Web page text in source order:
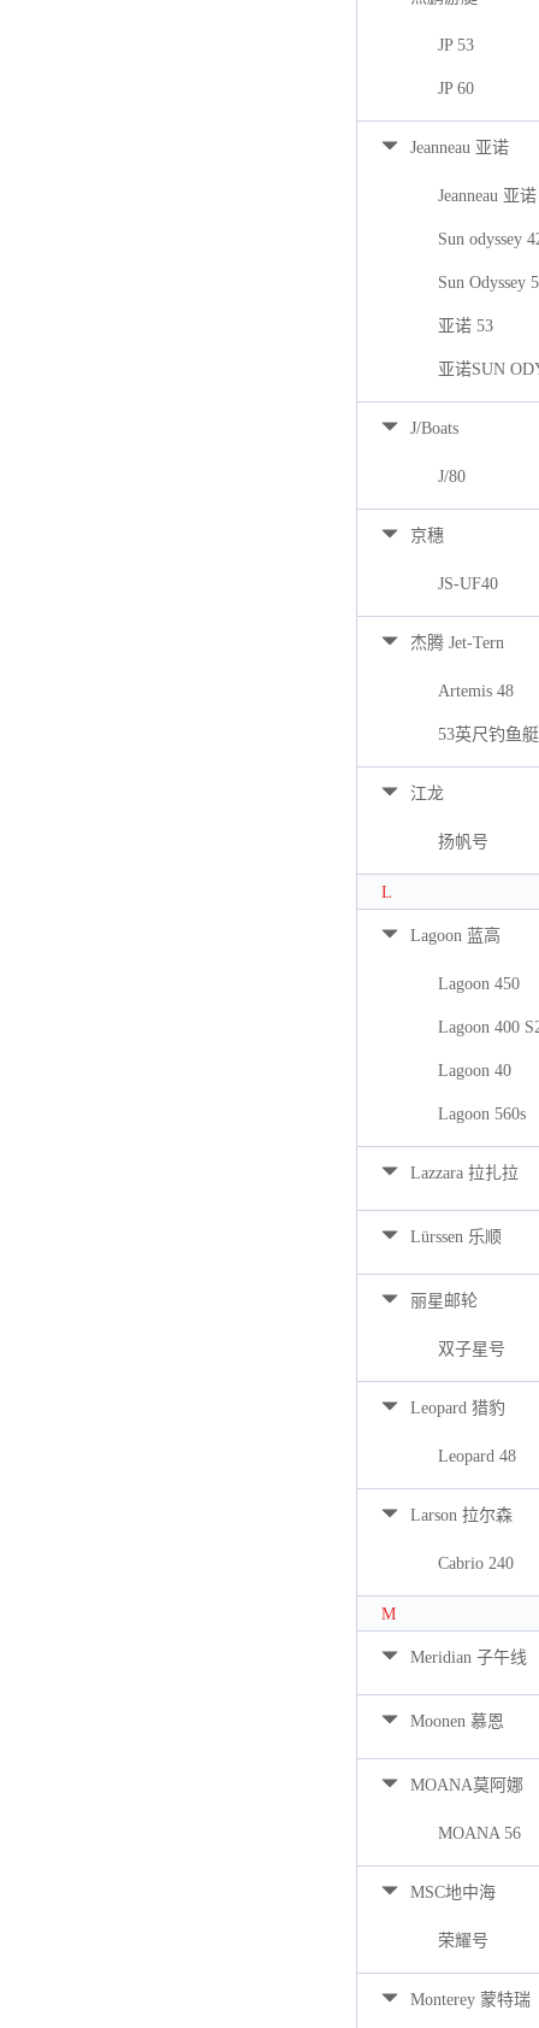
JP 53
JP 60
Jeanneau 亚诺
Jeanneau 亚
Sun odyssey
Sun Odyssey
亚诺 53
亚诺SUN
J/Boats
J/80
京穗
JS-UF40
杰腾 Jet-Tern
Artemis 48
53英尺钓鱼艇
江龙
扬帆号
L
Lagoon 蓝高
Lagoon 450
Lagoon 400
Lagoon 40
Lagoon 560s
Lazzara 拉扎拉
Lürssen 乐顺
丽星邮轮
双子星号
Leopard 猎豹
Leopard 48
Larson 拉尔森
Cabrio 240
M
Meridian 子午线
Moonen 慕恩
MOANA莫阿娜
MOANA 56
MSC地中海
荣耀号
Monterey 蒙特瑞